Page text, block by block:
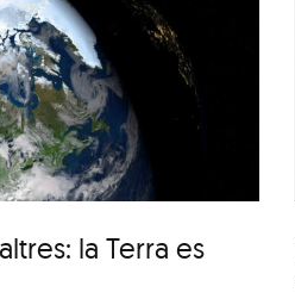
la Terra es
a nosaltres: la
es mou